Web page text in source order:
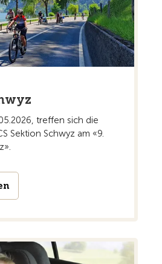
treffen sich die
Sektion Schwyz am «9.